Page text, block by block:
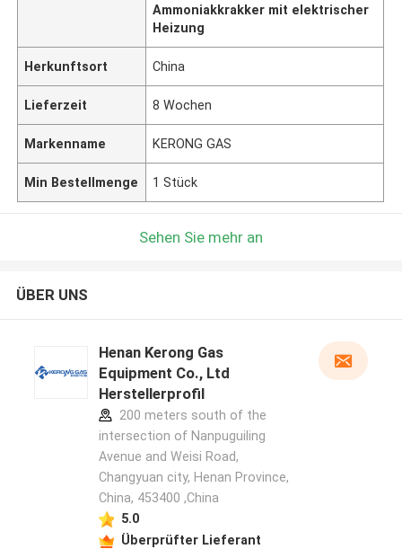
Ammoniakkrakker mit elektrischer
Heizung
Herkunftsort China
Lieferzeit 8 Wochen
Markenname KERONG GAS
Min Bestellmenge 1 Stück
Sehen Sie mehr an
ÜBER UNS
Henan Kerong Gas
Equipment Co., Ltd
Herstellerprofil
200 meters south of the
intersection of Nanpuguiling
Avenue and Weisi Road,
Changyuan city, Henan Province,
China, 453400 ,China
5.0
Überprüfter Lieferant